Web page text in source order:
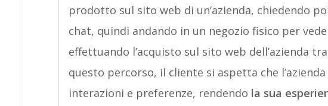
prodotto sul sito web di un’azienda, chiedendo
chat, quindi andando in un negozio fisico per
effettuando l’acquisto sul sito web dell’azienda
questo percorso, il cliente si aspetta che
interazioni e preferenze, rendendo la sua